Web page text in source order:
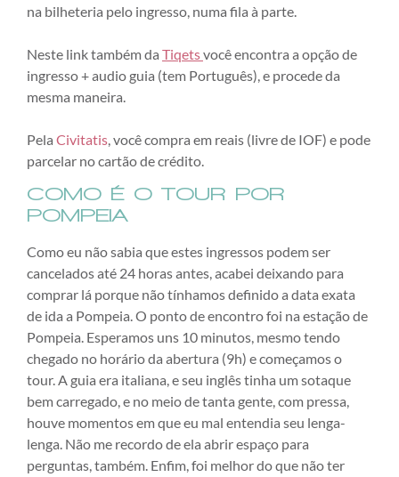
na bilheteria pelo ingresso, numa fila à parte.
Neste link também da Tiqetsvocê encontra a opção de
ingresso + audio guia (tem Português), e procede da
mesma maneira.
Pela Civitatis , você compra em reais (livre de IOF) e pode
parcelar no cartão de crédito.
COMO É O TOUR POR
POMPEIA
Como eu não sabia que estes ingressos podem ser
cancelados até 24 horas antes, acabei deixando para
comprar lá porque não tínhamos definido a data exata
de ida a Pompeia. O ponto de encontro foi na estação de
Pompeia. Esperamos uns 10 minutos, mesmo tendo
chegado no horário da abertura (9h) e começamos o
tour. A guia era italiana, e seu inglês tinha um sotaque
bem carregado, e no meio de tanta gente, com pressa,
houve momentos em que eu mal entendia seu lenga-
lenga. Não me recordo de ela abrir espaço para
perguntas, também. Enfim, foi melhor do que não ter